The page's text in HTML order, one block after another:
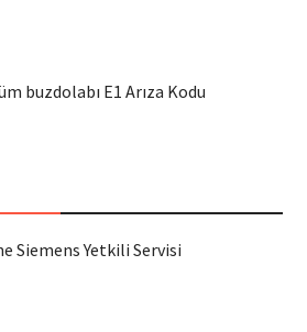
buzdolabı E1 Arıza Kodu
Siemens Yetkili Servisi